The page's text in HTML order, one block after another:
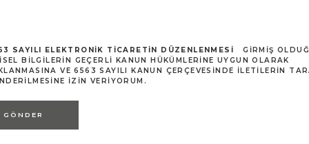
SAYILI ELEKTRONIK TICARETIN DÜZENLENMESI
GIRMIŞ
BILGILERIN GEÇERLI KANUN HÜKÜMLERINE UYGUN OLARAK
VE 6563 SAYILI KANUN ÇERÇEVESINDE ILETILERIN
IZIN VERIYORUM.
GÖNDER